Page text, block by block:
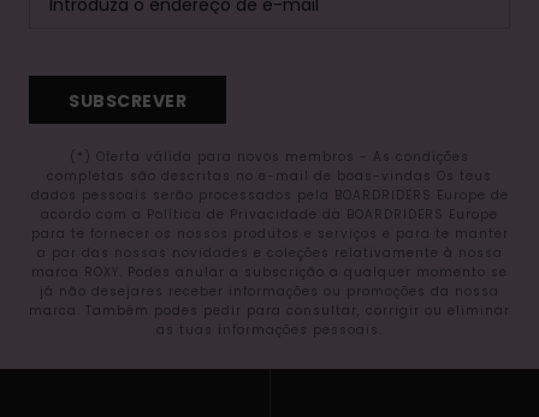
SUBSCREVER
(*) Oferta válida para novos membros - As condições
completas são descritas no e-mail de boas-vindas Os teus
dados pessoais serão processados pela BOARDRIDERS Europe de
acordo com a Política de Privacidade da BOARDRIDERS Europe
para te fornecer os nossos produtos e serviços e para te manter
a par das nossas novidades e coleções relativamente à nossa
marca ROXY. Podes anular a subscrição a qualquer momento se
já não desejares receber informações ou promoções da nossa
marca. Também podes pedir para consultar, corrigir ou eliminar
as tuas informações pessoais.